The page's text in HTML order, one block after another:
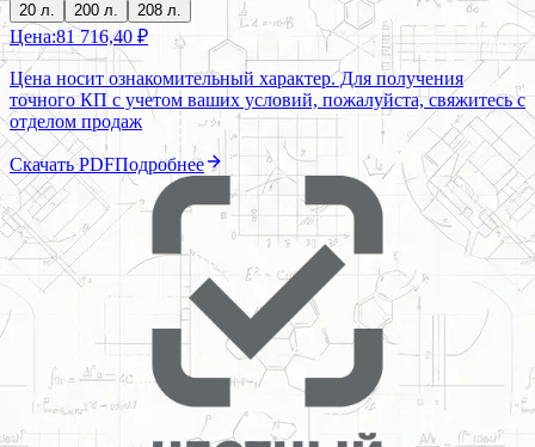
20 л. 200 л. 208 л.
Цена:81 716,40 ₽
Цена носит ознакомительный характер. Для получения
точного КП с учетом ваших условий, пожалуйста, свяжитесь с
отделом продаж
Скачать PDFПодробнее